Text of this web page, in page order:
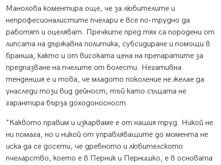
Манолова коментира още, че за любителите и
непрофесионалистите пчелари е все по-трудно да
работят и оцеляват. Пречките пред тях са породени от
липсата на държавна политика, субсидиране и помощи в
бранша, както и от високата цена на препаратите за
предпазване на пчелите от болести. Негативна
тенденция е и това, че младото поколение не желае да
унаследи този вид дейност, тъй като същата не
гарантира бърза доходоносност.
"Каквото правим и изкарваме е от нашия труд. Никой не
ни помага, но и никой от управляващите до момента не
иска да се досети, че дребното и любителското
пчеларство, което е в Перник и Пернишко, е в основата